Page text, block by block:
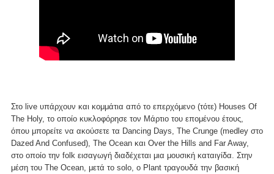
Στο live υπάρχουν και κομμάτια από το επερχόμενο (τότε) Houses Of
The Holy, το οποίο κυκλοφόρησε τον Μάρτιο του επομένου έτους,
όπου μπορείτε να ακούσετε τα Dancing Days, The Crunge (medley στο
Dazed And Confused), The Ocean και Over the Hills and Far Away,
στο οποίο την folk εισαγωγή διαδέχεται μια μουσική καταιγίδα. Στην
μέση του The Ocean, μετά το solo, ο Plant τραγουδά την βασική